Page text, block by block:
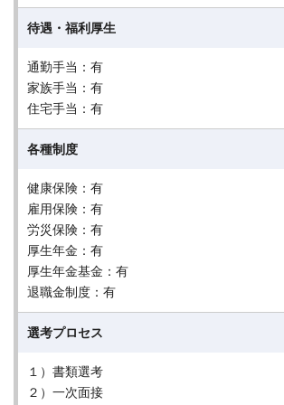
待遇・福利厚生
通勤手当：有
家族手当：有
住宅手当：有
各種制度
健康保険：有
雇用保険：有
労災保険：有
厚生年金：有
厚生年金基金：有
退職金制度：有
選考プロセス
１）書類選考
２）一次面接